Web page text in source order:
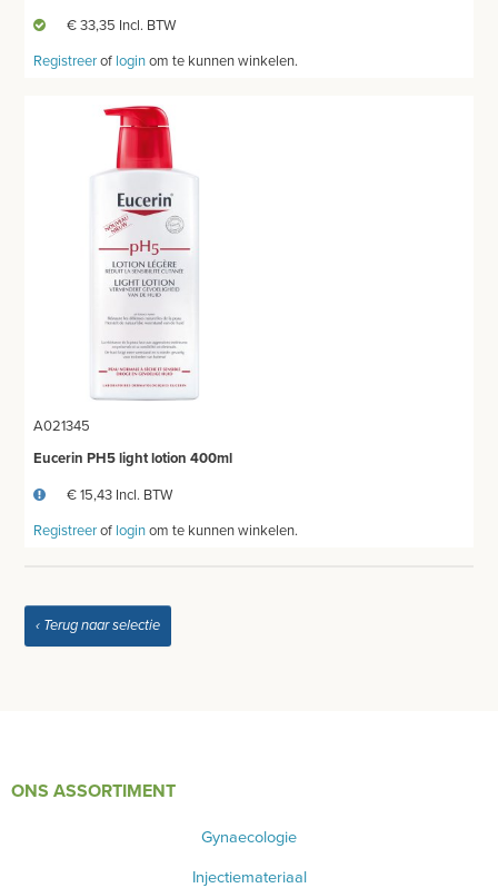
€ 33,35 Incl. BTW
Registreerof loginom te kunnen winkelen.
A021345
Eucerin PH5 light lotion 400ml
€ 15,43 Incl. BTW
Registreerof loginom te kunnen winkelen.
‹ Terug naar selectie
ONS ASSORTIMENT
Gynaecologie
Injectiemateriaal